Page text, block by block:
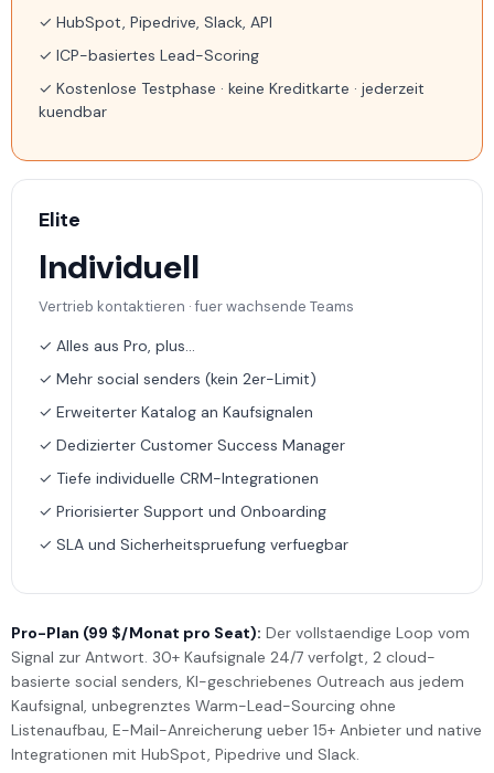
✓ HubSpot, Pipedrive, Slack, API
✓ ICP-basiertes Lead-Scoring
✓ Kostenlose Testphase · keine Kreditkarte · jederzeit
kuendbar
Elite
Individuell
Vertrieb kontaktieren · fuer wachsende Teams
✓ Alles aus Pro, plus...
✓ Mehr social senders (kein 2er-Limit)
✓ Erweiterter Katalog an Kaufsignalen
✓ Dedizierter Customer Success Manager
✓ Tiefe individuelle CRM-Integrationen
✓ Priorisierter Support und Onboarding
✓ SLA und Sicherheitspruefung verfuegbar
Pro-Plan (99 $/Monat pro Seat): Der vollstaendige Loop vom
Signal zur Antwort. 30+ Kaufsignale 24/7 verfolgt, 2 cloud-
basierte social senders, KI-geschriebenes Outreach aus jedem
Kaufsignal, unbegrenztes Warm-Lead-Sourcing ohne
Listenaufbau, E-Mail-Anreicherung ueber 15+ Anbieter und native
Integrationen mit HubSpot, Pipedrive und Slack.